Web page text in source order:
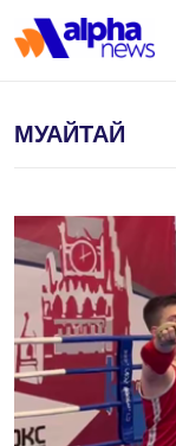
МУАЙТАЙ